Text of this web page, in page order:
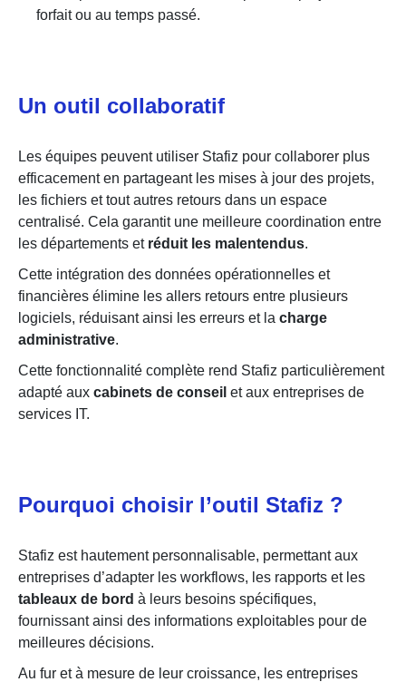
forfait ou au temps passé.
Un outil collaboratif
Les équipes peuvent utiliser Stafiz pour collaborer plus
efficacement en partageant les mises à jour des projets,
les fichiers et tout autres retours dans un espace
centralisé. Cela garantit une meilleure coordination entre
les départements et réduit les malentendus.
Cette intégration des données opérationnelles et
financières élimine les allers retours entre plusieurs
logiciels, réduisant ainsi les erreurs et la charge
administrative.
Cette fonctionnalité complète rend Stafiz particulièrement
adapté aux cabinets de conseil et aux entreprises de
services IT.
Pourquoi choisir l’outil Stafiz ?
Stafiz est hautement personnalisable, permettant aux
entreprises d’adapter les workflows, les rapports et les
tableaux de bord à leurs besoins spécifiques,
fournissant ainsi des informations exploitables pour de
meilleures décisions.
Au fur et à mesure de leur croissance, les entreprises